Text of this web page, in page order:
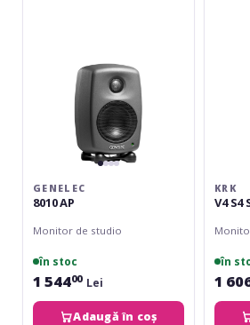
GENELEC
8010 AP
Monitor de studio
în stoc
1 54400 Lei
Adaugă în coș
KRK
V4
în
1